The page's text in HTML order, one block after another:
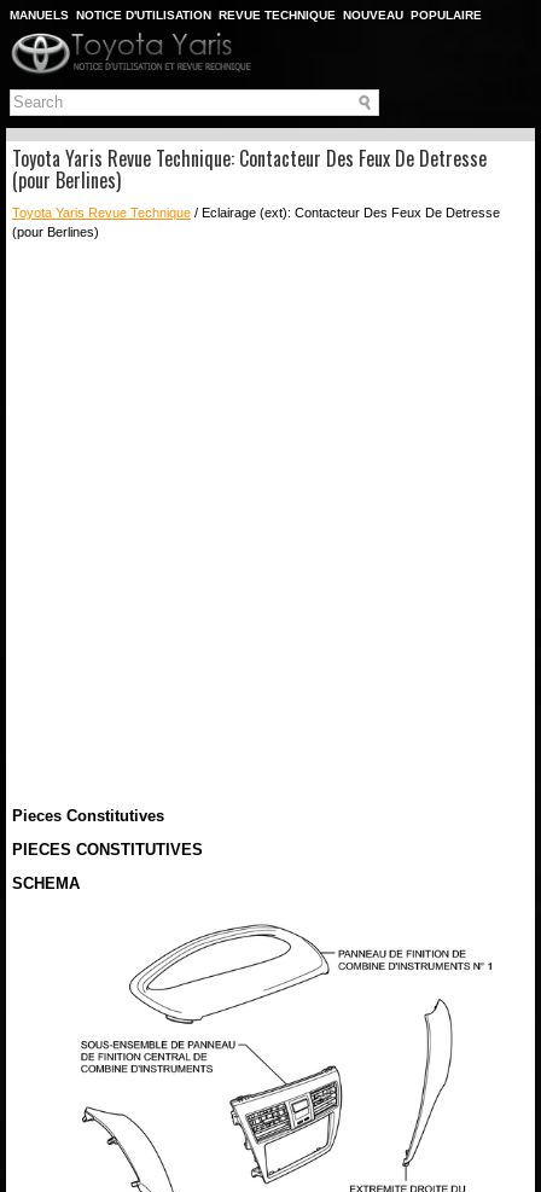
MANUELS NOTICE D'UTILISATION REVUE TECHNIQUE NOUVEAU POPULAIRE
PLAN DU SITE
CHERCHER
Toyota Yaris Revue Technique: Contacteur Des Feux De Detresse
(pour Berlines)
Toyota Yaris Revue Technique / Eclairage (ext): Contacteur Des Feux De Detresse
(pour Berlines)
Pieces Constitutives
PIECES CONSTITUTIVES
SCHEMA